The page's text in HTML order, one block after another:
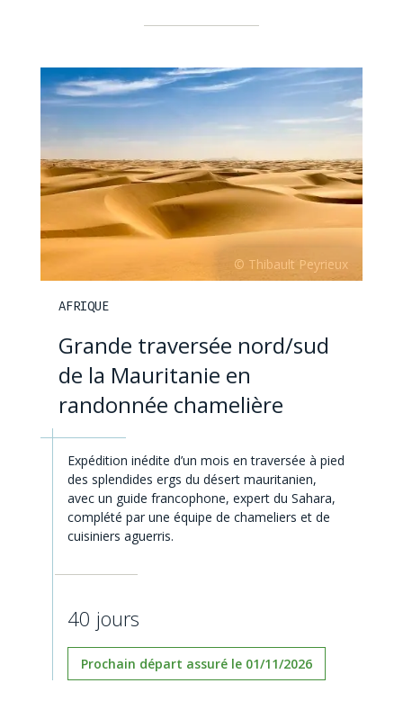
AFRIQUE
Grande traversée nord/sud
de la Mauritanie en
randonnée chamelière
Expédition inédite d’un mois en traversée à pied
des splendides ergs du désert mauritanien,
avec un guide francophone, expert du Sahara,
complété par une équipe de chameliers et de
cuisiniers aguerris.
40 jours
Prochain départ assuré le 01/11/2026